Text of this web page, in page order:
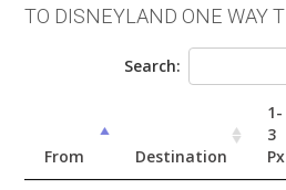
TO DISNEYLAND ONE WAY
Search:
From Destination
1-
3
Px